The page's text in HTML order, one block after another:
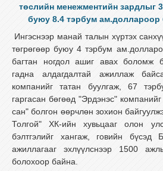
төслийн менежментийн зардлыг
буюу 8.4 тэрбум ам.доллароор
Ингэснээр манай талын хүртэх
төгрөгөөр буюу 4 тэрбум
багтан ногдол ашиг авах боломж
гадна алдагдалтай ажиллаж
компанийг татан буулгаж, 67
гаргасан бөгөөд "Эрдэнэс"
сан" болгон өөрчлөн зохион
Толгой" ХК-ийн хувьцааг олон
бэлтгэлийг хангаж, говийн бүсэд
ажиллагааг эхлүүлснээр 1500
болохоор байна.